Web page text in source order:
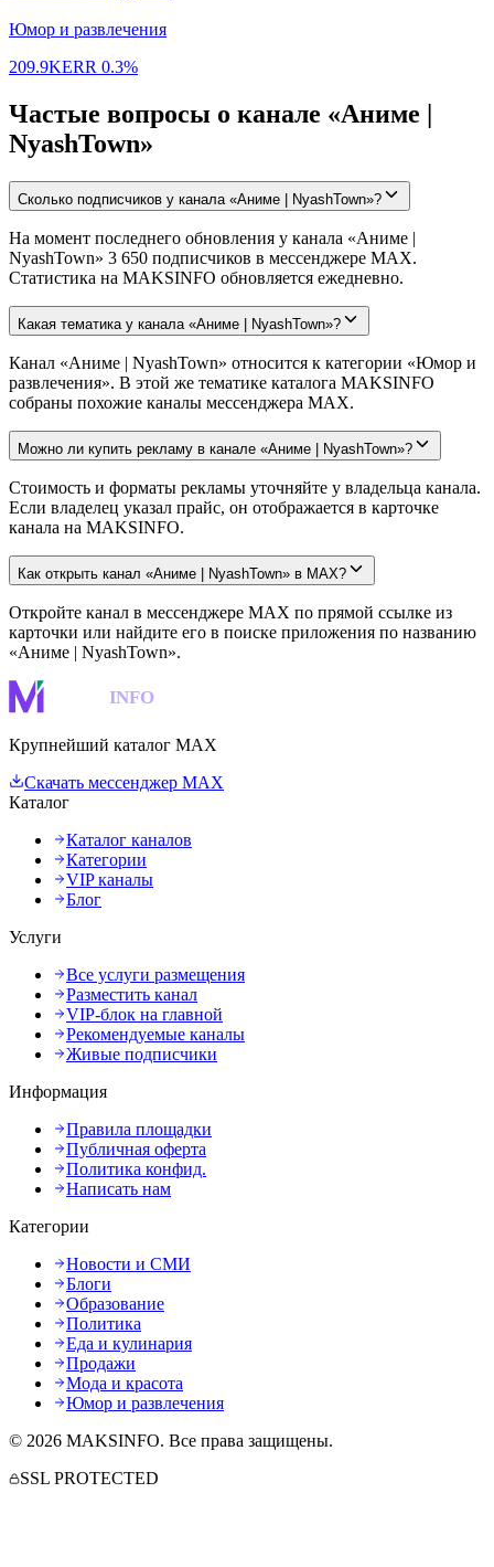
Юмор и развлечения
209.9KERR 0.3%
Частые вопросы о канале «Аниме |
NyashTown»
Сколько подписчиков у канала «Аниме | NyashTown»?
На момент последнего обновления у канала «Аниме |
NyashTown» 3 650 подписчиков в мессенджере MAX.
Статистика на MAKSINFO обновляется ежедневно.
Какая тематика у канала «Аниме | NyashTown»?
Канал «Аниме | NyashTown» относится к категории «Юмор и
развлечения». В этой же тематике каталога MAKSINFO
собраны похожие каналы мессенджера MAX.
Можно ли купить рекламу в канале «Аниме | NyashTown»?
Стоимость и форматы рекламы уточняйте у владельца канала.
Если владелец указал прайс, он отображается в карточке
канала на MAKSINFO.
Как открыть канал «Аниме | NyashTown» в MAX?
Откройте канал в мессенджере MAX по прямой ссылке из
карточки или найдите его в поиске приложения по названию
«Аниме | NyashTown».
INFO
Крупнейший каталог MAX
Скачать мессенджер MAX
Каталог
Каталог каналов
Категории
VIP каналы
Блог
Услуги
Все услуги размещения
Разместить канал
VIP-блок на главной
Рекомендуемые каналы
Живые подписчики
Информация
Правила площадки
Публичная оферта
Политика конфид.
Написать нам
Категории
Новости и СМИ
Блоги
Образование
Политика
Еда и кулинария
Продажи
Мода и красота
Юмор и развлечения
© 2026 MAKSINFO. Все права защищены.
SSL PROTECTED